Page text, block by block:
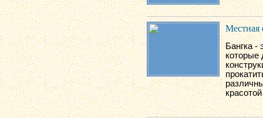
Местная
Бангка -
которые